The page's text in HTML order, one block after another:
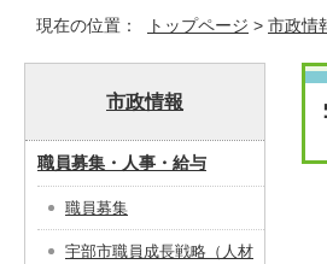
現在の位置： トップページ > 市政情
市政情報
職員募集・人事・給与
職員募集
宇部市職員成長戦略（人材